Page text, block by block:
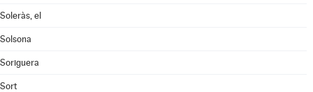
Soleràs, el
Solsona
Soriguera
Sort